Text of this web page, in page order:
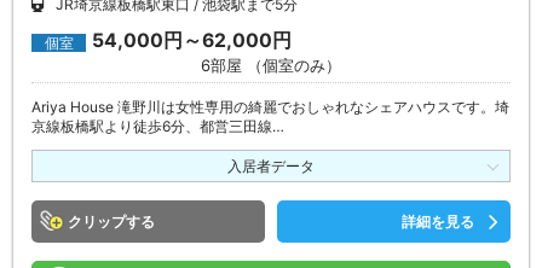
JR埼京線板橋駅東口
池袋駅まで5分
個室 54,000円～62,000円
6部屋 （個室のみ）
Ariya House 滝野川は女性専用の綺麗でおしゃれなシェアハウスです。埼
京線板橋駅より徒歩6分、都営三田線…
入居者データ
クリップ 詳細を見る